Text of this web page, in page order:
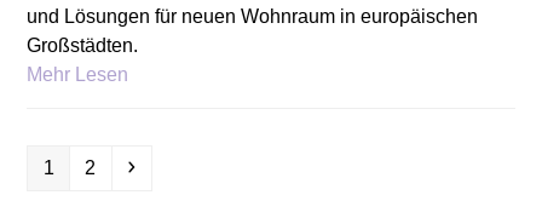
und Lösungen für neuen Wohnraum in europäischen
Großstädten.
Mehr Lesen
Seite
1 Seite
2 Vorwärts